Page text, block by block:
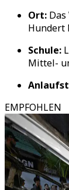
Ort:
Hundert
Schule:
Mittel-
EMPFOHLEN